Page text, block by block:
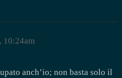
10:24am
anch’io; non basta solo il